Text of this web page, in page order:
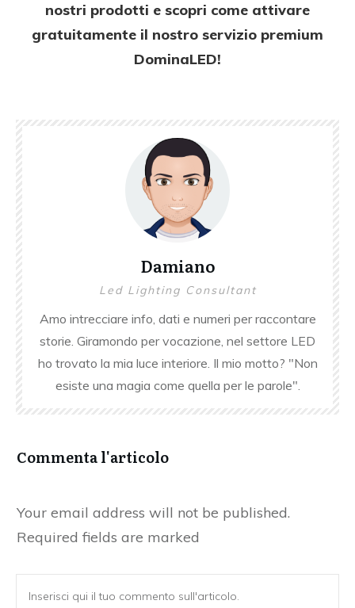
nostri prodotti e scopri come attivare
gratuitamente il nostro servizio premium
DominaLED!
Damiano
Led Lighting Consultant
Amo intrecciare info, dati e numeri per raccontare
storie. Giramondo per vocazione, nel settore LED
ho trovato la mia luce interiore. Il mio motto? "Non
esiste una magia come quella per le parole".
Commenta l'articolo
Your email address will not be published.
Required fields are marked